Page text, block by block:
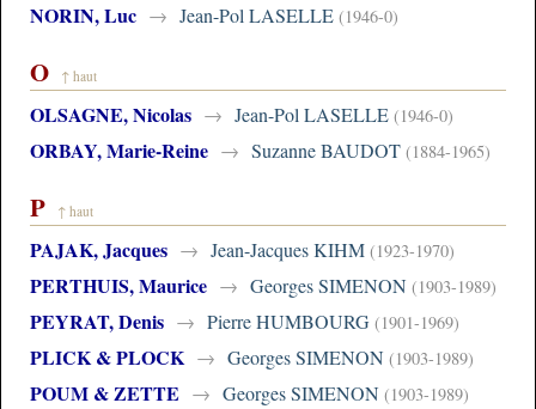
NORIN, Luc → Jean-Pol LASELLE (1946-0)
O ↑ haut
OLSAGNE, Nicolas → Jean-Pol LASELLE (1946-0)
ORBAY, Marie-Reine → Suzanne BAUDOT (1884-1965)
P ↑ haut
PAJAK, Jacques → Jean-Jacques KIHM (1923-1970)
PERTHUIS, Maurice → Georges SIMENON (1903-1989)
PEYRAT, Denis → Pierre HUMBOURG (1901-1969)
PLICK & PLOCK → Georges SIMENON (1903-1989)
POUM & ZETTE → Georges SIMENON (1903-1989)